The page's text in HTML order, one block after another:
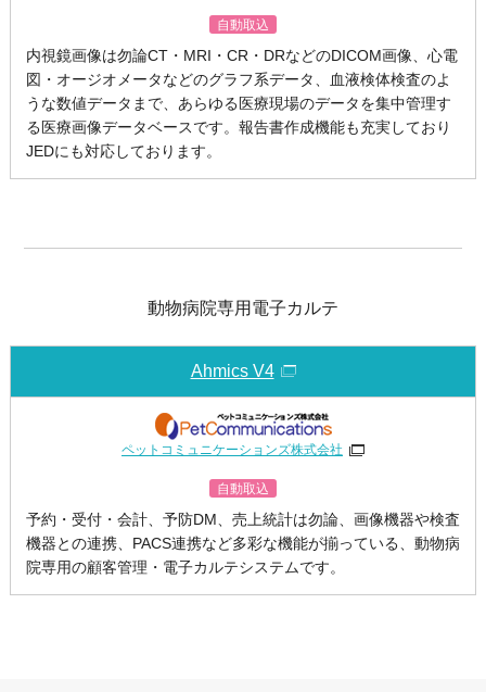
自動取込
内視鏡画像は勿論CT・MRI・CR・DRなどのDICOM画像、心電
図・オージオメータなどのグラフ系データ、血液検体検査のよ
うな数値データまで、あらゆる医療現場のデータを集中管理す
る医療画像データベースです。報告書作成機能も充実しており
JEDにも対応しております。
動物病院専用電子カルテ
Ahmics V4
ペットコミュニケーションズ株式会社
自動取込
予約・受付・会計、予防DM、売上統計は勿論、画像機器や検査
機器との連携、PACS連携など多彩な機能が揃っている、動物病
院専用の顧客管理・電子カルテシステムです。